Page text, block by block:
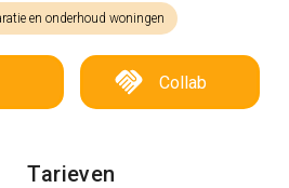
en onderhoud woningen
Collab
Tarieven